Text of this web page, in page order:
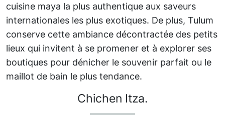
cuisine maya la plus authentique aux saveurs
internationales les plus exotiques. De plus, Tulum
conserve cette ambiance décontractée des petits
lieux qui invitent à se promener et à explorer ses
boutiques pour dénicher le souvenir parfait ou le
maillot de bain le plus tendance.
Chichen Itza.